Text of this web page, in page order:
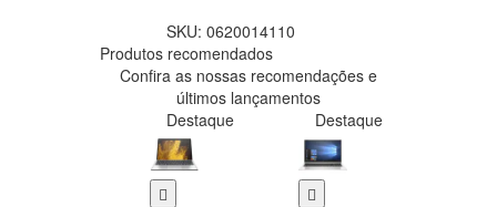
SKU: 0620014110
Produtos recomendados
Confira as nossas recomendações e
últimos lançamentos
Destaque
Destaque